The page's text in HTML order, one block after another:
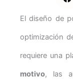
El diseño de
optimización
requiere una
motivo, las